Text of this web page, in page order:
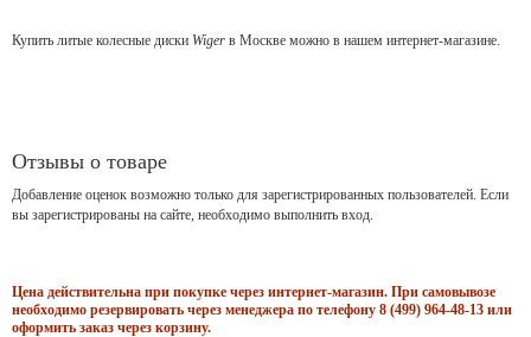
Купить литые колесные диски Wiger в Москве можно в нашем интернет-магазине.
Отзывы о товаре
Добавление оценок возможно только для зарегистрированных пользователей. Если
вы зарегистрированы на сайте, необходимо выполнить вход.
Цена действительна при покупке через интернет-магазин. При самовывозе
необходимо резервировать через менеджера по телефону 8 (499) 964-48-13 или
оформить заказ через корзину.